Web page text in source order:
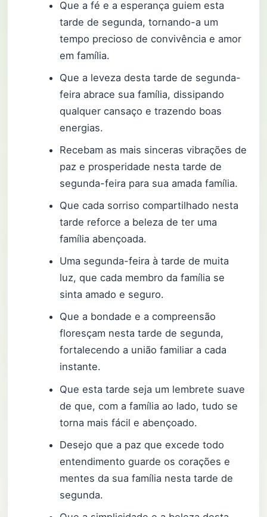
Que a fé e a esperança guiem esta
tarde de segunda, tornando-a um
tempo precioso de convivência e amor
em família.
Que a leveza desta tarde de segunda-
feira abrace sua família, dissipando
qualquer cansaço e trazendo boas
energias.
Recebam as mais sinceras vibrações de
paz e prosperidade nesta tarde de
segunda-feira para sua amada família.
Que cada sorriso compartilhado nesta
tarde reforce a beleza de ter uma
família abençoada.
Uma segunda-feira à tarde de muita
luz, que cada membro da família se
sinta amado e seguro.
Que a bondade e a compreensão
floresçam nesta tarde de segunda,
fortalecendo a união familiar a cada
instante.
Que esta tarde seja um lembrete suave
de que, com a família ao lado, tudo se
torna mais fácil e abençoado.
Desejo que a paz que excede todo
entendimento guarde os corações e
mentes da sua família nesta tarde de
segunda.